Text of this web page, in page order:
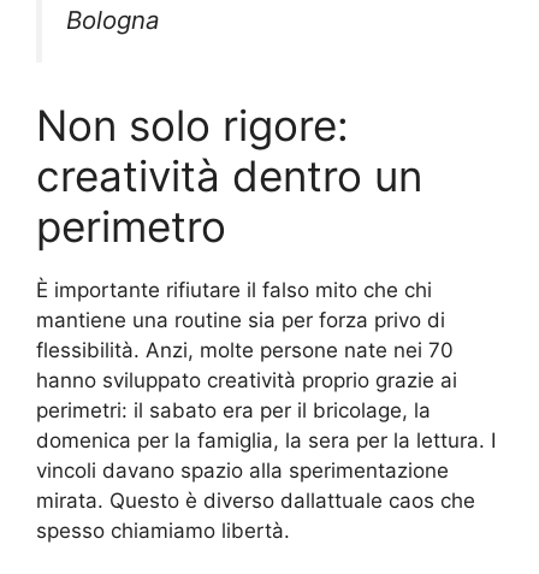
Bologna
Non solo rigore:
creatività dentro un
perimetro
È importante rifiutare il falso mito che chi
mantiene una routine sia per forza privo di
flessibilità. Anzi, molte persone nate nei 70
hanno sviluppato creatività proprio grazie ai
perimetri: il sabato era per il bricolage, la
domenica per la famiglia, la sera per la lettura. I
vincoli davano spazio alla sperimentazione
mirata. Questo è diverso dallattuale caos che
spesso chiamiamo libertà.